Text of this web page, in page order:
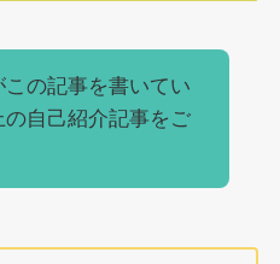
この記事を書いてい
の自己紹介記事をご